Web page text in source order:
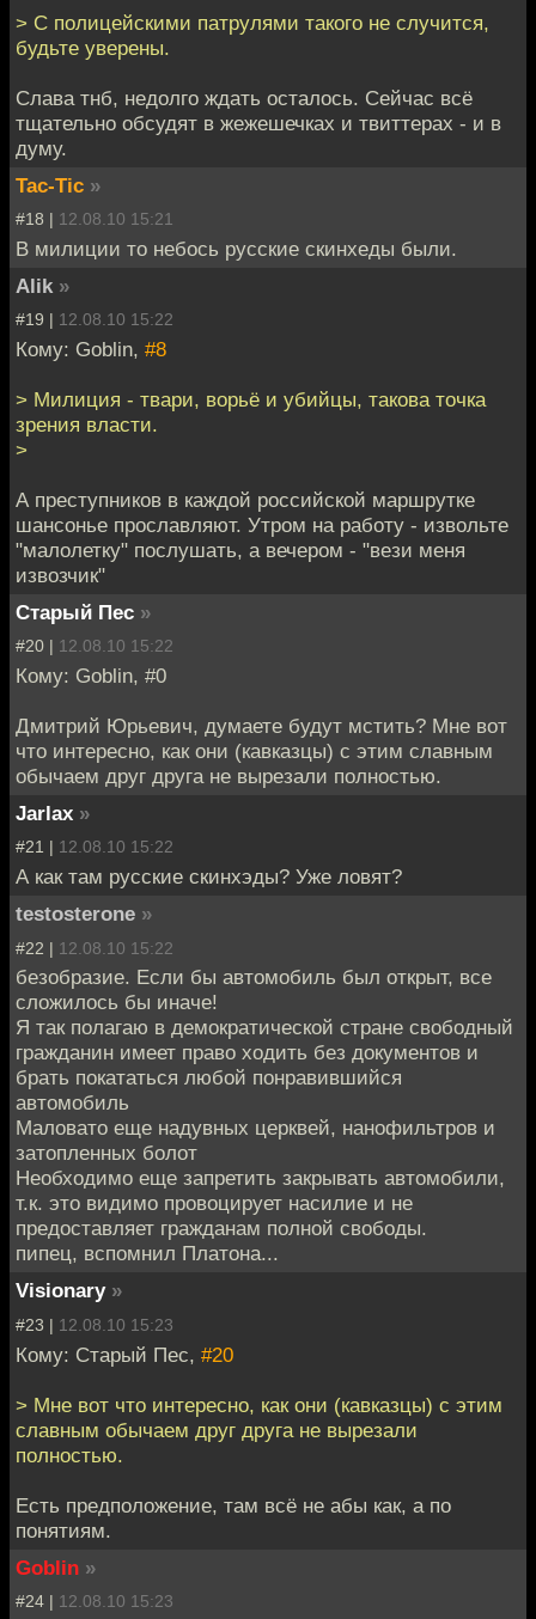
> С полицейскими патрулями такого не случится,
будьте уверены.
Слава тнб, недолго ждать осталось. Сейчас всё
тщательно обсудят в жежешечках и твиттерах - и в
думу.
Tac-Tic »
#18 | 12.08.10 15:21
В милиции то небось русские скинхеды были.
Alik »
#19 | 12.08.10 15:22
Кому: Goblin, #8
> Милиция - твари, ворьё и убийцы, такова точка
зрения власти.
>
А преступников в каждой российской маршрутке
шансонье прославляют. Утром на работу - извольте
"малолетку" послушать, а вечером - "вези меня
извозчик"
Старый Пес »
#20 | 12.08.10 15:22
Кому: Goblin, #0
Дмитрий Юрьевич, думаете будут мстить? Мне вот
что интересно, как они (кавказцы) с этим славным
обычаем друг друга не вырезали полностью.
Jarlax »
#21 | 12.08.10 15:22
А как там русские скинхэды? Уже ловят?
testosterone »
#22 | 12.08.10 15:22
безобразие. Если бы автомобиль был открыт, все
сложилось бы иначе!
Я так полагаю в демократической стране свободный
гражданин имеет право ходить без документов и
брать покататься любой понравившийся
автомобиль
Маловато еще надувных церквей, нанофильтров и
затопленных болот
Необходимо еще запретить закрывать автомобили,
т.к. это видимо провоцирует насилие и не
предоставляет гражданам полной свободы.
пипец, вспомнил Платона...
Visionary »
#23 | 12.08.10 15:23
Кому: Старый Пес, #20
> Мне вот что интересно, как они (кавказцы) с этим
славным обычаем друг друга не вырезали
полностью.
Есть предположение, там всё не абы как, а по
понятиям.
Goblin »
#24 | 12.08.10 15:23